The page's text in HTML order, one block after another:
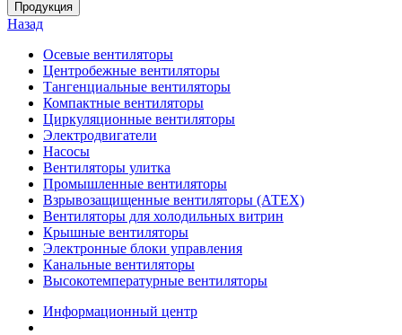
Продукция
Назад
Осевые вентиляторы
Центробежные вентиляторы
Тангенциальные вентиляторы
Компактные вентиляторы
Циркуляционные вентиляторы
Электродвигатели
Насосы
Вентиляторы улитка
Промышленные вентиляторы
Взрывозащищенные вентиляторы (АТЕХ)
Вентиляторы для холодильных витрин
Крышные вентиляторы
Электронные блоки управления
Канальные вентиляторы
Высокотемпературные вентиляторы
Информационный центр